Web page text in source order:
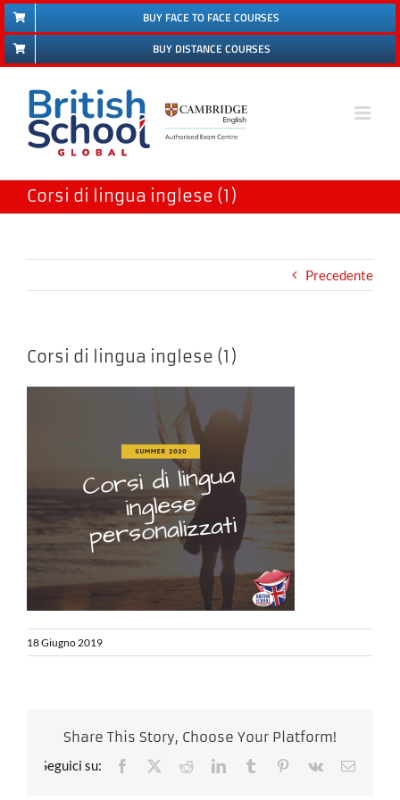
Salta
al
contenuto
BUY FACE TO FACE COURSES
BUY DISTANCE COURSES
Corsi di lingua inglese (1)
Precedente
Corsi di lingua inglese (1)
18 Giugno 2019
Share This Story, Choose Your Platform!
Facebook RedditLinkedInTumblr Pinterest
Vk Email